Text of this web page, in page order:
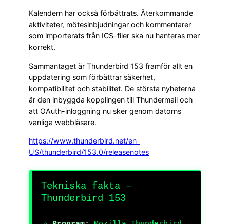
Kalendern har också förbättrats. Återkommande
aktiviteter, mötesinbjudningar och kommentarer
som importerats från ICS-filer ska nu hanteras mer
korrekt.
Sammantaget är Thunderbird 153 framför allt en
uppdatering som förbättrar säkerhet,
kompatibilitet och stabilitet. De största nyheterna
är den inbyggda kopplingen till Thundermail och
att OAuth-inloggning nu sker genom datorns
vanliga webbläsare.
https://www.thunderbird.net/en-
US/thunderbird/153.0/releasenotes
Tekniska fakta –
Thunderbird 153